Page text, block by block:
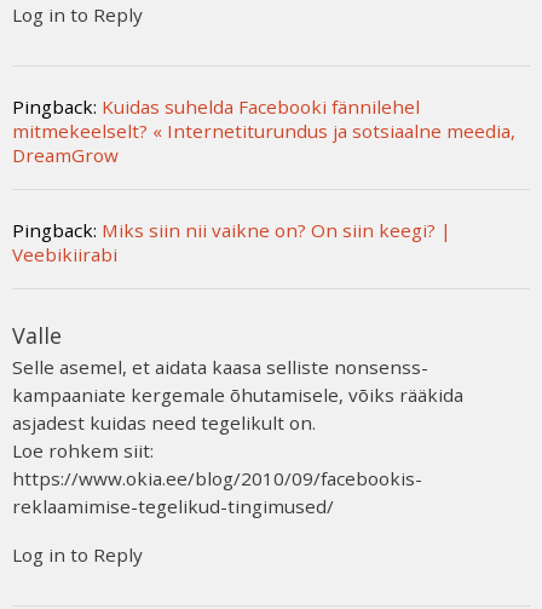
Log in to Reply
Pingback: Kuidas suhelda Facebooki fännilehel
mitmekeelselt? « Internetiturundus ja sotsiaalne meedia,
DreamGrow
Pingback: Miks siin nii vaikne on? On siin keegi? |
Veebikiirabi
Valle
Selle asemel, et aidata kaasa selliste nonsenss-
kampaaniate kergemale õhutamisele, võiks rääkida
asjadest kuidas need tegelikult on.
Loe rohkem siit:
https://www.okia.ee/blog/2010/09/facebookis-
reklaamimise-tegelikud-tingimused/
Log in to Reply